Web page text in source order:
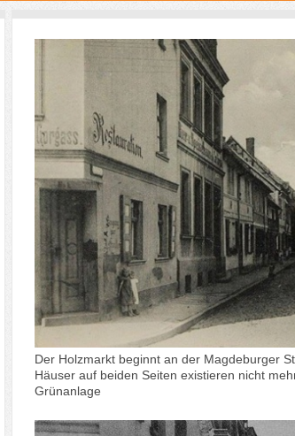
Der Holzmarkt beginnt an der Magdeburger
Häuser auf beiden Seiten existieren nicht
Grünanlage